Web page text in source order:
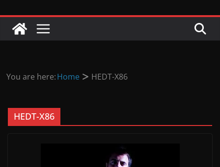
You are here:Home HEDT-X86
HEDT-X86